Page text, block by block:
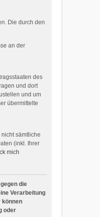
Die durch den
an der
des
und dort
und um
übermittelte
sämtliche
(inkl. Ihrer
mich
die
Verarbeitung
können
oder